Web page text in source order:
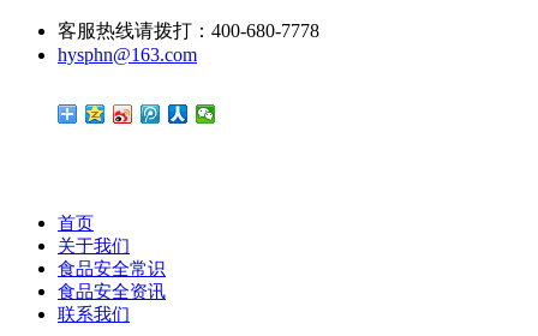
客服热线请拨打：400-680-7778
hysphn@163.com
首页
关于我们
食品安全常识
食品安全资讯
联系我们